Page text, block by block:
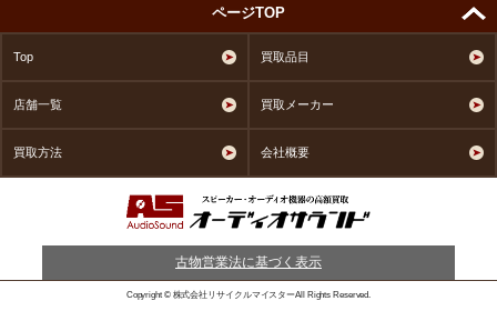
ページTOP
Top 買取品目
店舗一覧 買取メーカー
買取方法 会社概要
古物営業法に基づく表示
Copyright © 株式会社リサイクルマイスターAll Rights Reserved.